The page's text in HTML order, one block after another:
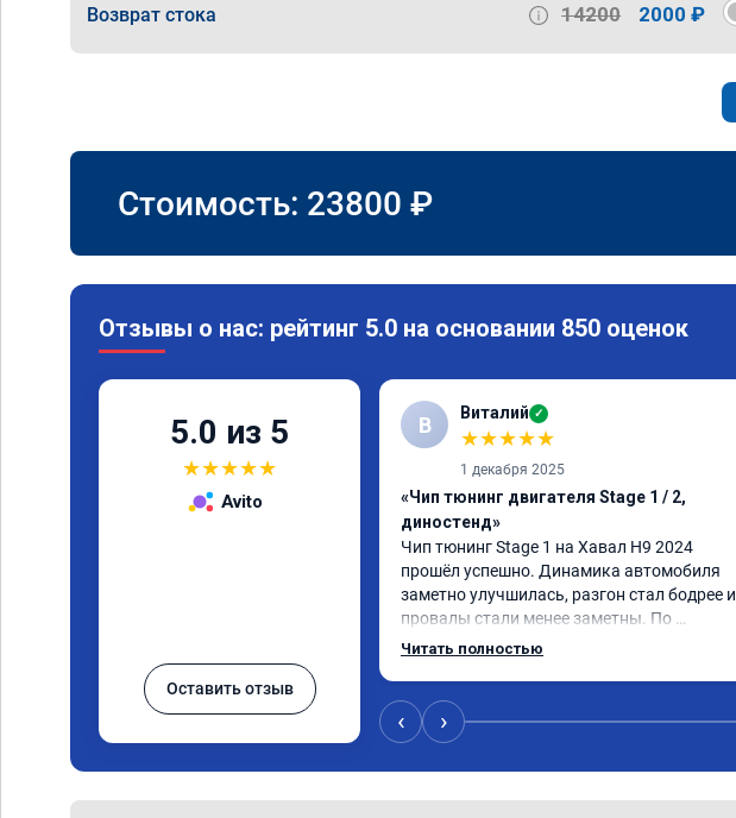
Возврат стока 14200 2000 ₽
Стоимость: 23800 ₽
Отзывы о нас: рейтинг 5.0 на основании 850 оценок
5.0 из 5
★★★★★
Avito
Оставить отзыв
В Виталий ✓
★★★★★
1 декабря 2025
«Чип тюнинг двигателя Stage 1 / 2,
диностенд»
Чип тюнинг Stage 1 на Хавал Н9 2024
прошёл успешно. Динамика автомобиля
заметно улучшилась, разгон стал бодрее и
провалы стали менее заметны. По
стоимости осталось так как было
Читать полностью
‹ ›